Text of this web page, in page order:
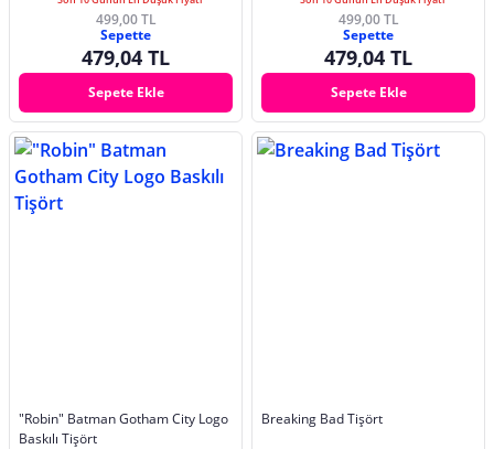
499,00 TL
Sepette
479,04 TL
Sepete Ekle
499,00 TL
Sepette
479,04 TL
Sepete Ekle
"Robin" Batman Gotham City Logo
Baskılı Tişört
Breaking Bad Tişört